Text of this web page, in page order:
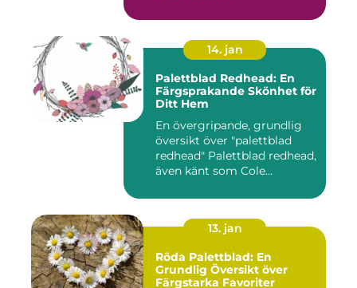
14. jan
Palettblad Redhead: En
Färgsprakande Skönhet för
Ditt Hem
En övergripande, grundlig
översikt över "palettblad
redhead" Palettblad redhead,
även känt som Cole...
13. jan
Röda Palettblad: En
Grundlig Översikt över
Färgstarka Favoriter